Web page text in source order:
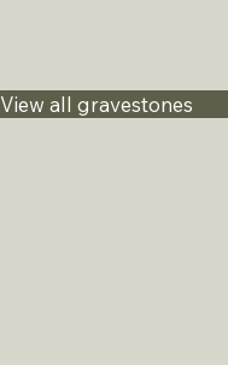
View all gravestones